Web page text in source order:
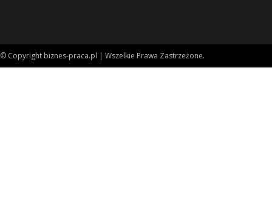
© Copyright biznes-praca.pl | Wszelkie Prawa Zastrzeżone.